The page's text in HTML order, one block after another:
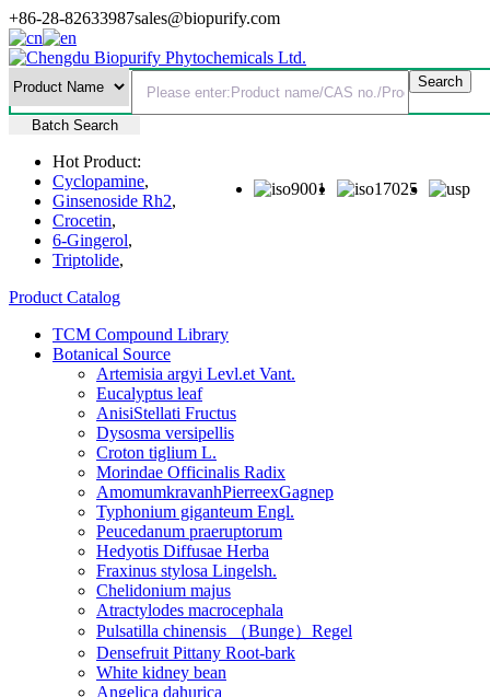
+86-28-82633987sales@biopurify.com
Batch Search
Hot Product:
Cyclopamine,
Ginsenoside Rh2,
Crocetin,
6-Gingerol,
Triptolide,
Product Catalog
TCM Compound Library
Botanical Source
Artemisia argyi Levl.et Vant.
Eucalyptus leaf
AnisiStellati Fructus
Dysosma versipellis
Croton tiglium L.
Morindae Officinalis Radix
AmomumkravanhPierreexGagnep
Typhonium giganteum Engl.
Peucedanum praeruptorum
Hedyotis Diffusae Herba
Fraxinus stylosa Lingelsh.
Chelidonium majus
Atractylodes macrocephala
Pulsatilla chinensis （Bunge）Regel
Densefruit Pittany Root-bark
White kidney bean
Angelica dahurica